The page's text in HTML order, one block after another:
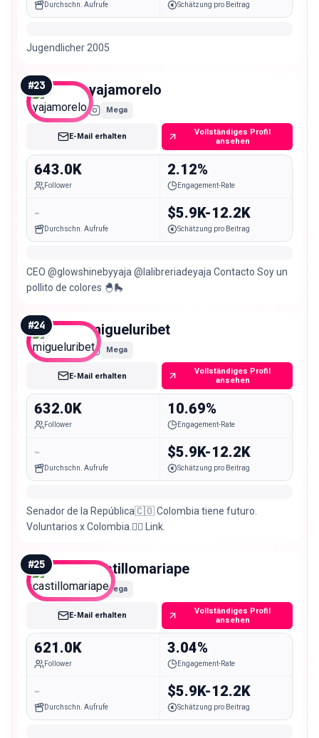
Durchschn. Aufrufe Schätzung pro Beitrag
Jugendlicher 2005
#23 yajamorelo
Mega
E-Mail erhalten
Vollständiges Profil
ansehen
643.0K
Follower
2.12%
Engagement-Rate
-
Durchschn. Aufrufe
$5.9K-12.2K
Schätzung pro Beitrag
CEO @glowshinebyyaja @lalibreriadeyaja Contacto Soy un
pollito de colores 🐣🛼
#24 migueluribet
Mega
E-Mail erhalten
Vollständiges Profil
ansehen
632.0K
Follower
10.69%
Engagement-Rate
-
Durchschn. Aufrufe
$5.9K-12.2K
Schätzung pro Beitrag
Senador de la República🇨🇴 Colombia tiene futuro.
Voluntarios x Colombia.👇🏻 Link.
#25 castillomariape
Mega
E-Mail erhalten
Vollständiges Profil
ansehen
621.0K
Follower
3.04%
Engagement-Rate
-
Durchschn. Aufrufe
$5.9K-12.2K
Schätzung pro Beitrag